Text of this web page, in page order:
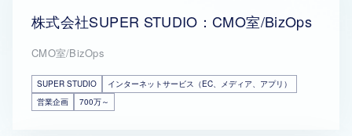
株式会社SUPER STUDIO：CMO室/BizOps
CMO室/BizOps
SUPER STUDIO
インターネットサービス（EC、メディア、アプリ）
営業企画
700万～